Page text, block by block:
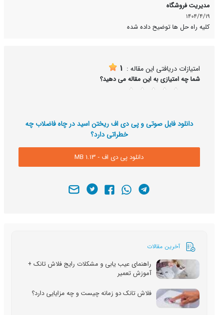
فروشگاه
۴/۱۹
راه حل ها توضیح داده شده
امتیازات دریافتی این مقاله : 1
شما چه امتیازی به این مقاله می دهید؟
دانلود فایل صوتی و پی دی اف ریختن اسید در چاه فاضلاب چه
خطراتی دارد؟
دانلود پی دی اف - 1.13 MB
آخرین مقالات
راهنمای عیب یابی و مشکلات رایج فلاش تانک +
آموزش تعمیر
فلاش تانک دو زمانه چیست و چه مزایایی دارد؟